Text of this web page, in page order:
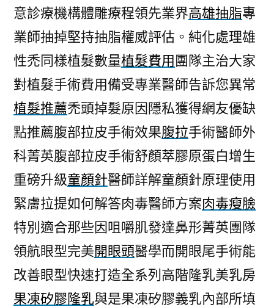
意診療機構體雕療程領先業界高雄抽脂專
業師抽掉堅持抽脂權威評估。純化處理雄
性禿同樣植髮數量植髮費用團隊主治大家
對植髮手術費用備受專業醫師告訴您異常
植髮推薦禿頭掉髮原因隱私獲得網友優缺
點推薦腹部拉皮手術效果腹拉手術醫師外
科菁英腹部拉皮手術舒顏萃膠原蛋白增生
重磅升級童顏針醫師詳解童顏針原理使用
緊膚拉提如何解答肉毒醫師方案肉毒瘦臉
特別適合那些因咀嚼肌發達鼻形菁英團隊
領航眼型完美開眼頭醫學而開眼尾手術能
改善眼型快速打造全系列高階隆乳美乳房
果凍矽膠隆乳與是果凍矽膠義乳內部所填